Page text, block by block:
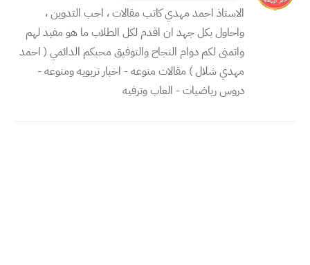
الاستاذ احمد مهدي كاتب مقالات ، احب التدوين ،
واحاول بكل جهد ان اقدم لكل الطلاب ما هو مفيد لهم
واتمنى لكم دوام النجاح والتوفيق محبكم الدائمي ( احمد
مهدي شلال ) مقالات منوعه - اخبار تربويه ومنوعه -
دروس رياضيات - العاب وترفيه